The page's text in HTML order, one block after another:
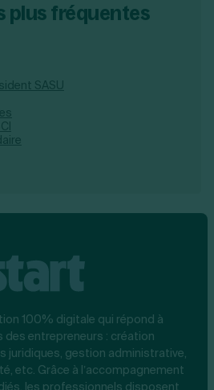
plus fréquentes
SASU
100% digitale qui répond à
des entrepreneurs : création
juridiques, gestion administrative,
etc. Grâce à l’accompagnement
les professionnels disposent